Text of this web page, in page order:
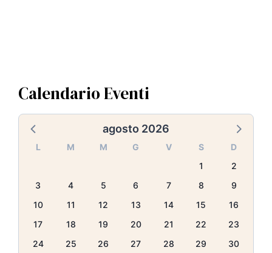
Calendario Eventi
agosto 2026
L M M G V S
D
1
2
3
4 5 6 7 8
9
10
11 12 13 14 15
16
17
18 19 20 21 22
23
24
25 26 27 28 29
30